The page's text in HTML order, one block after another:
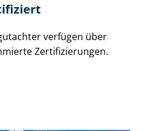
verfügen über
Zer­ti­fi­zie­run­gen.